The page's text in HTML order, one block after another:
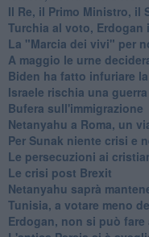
Il Re, il Primo Ministro, il
Turchia al voto, Erdogan
La "Marcia dei vivi" per
A maggio le urne
Biden ha fatto infuriare
Israele rischia una
Bufera sull'immigrazione
Netanyahu a Roma, un
Per Sunak niente crisi e
Le persecuzioni ai
Le crisi post Brexit
Netanyahu saprà
Tunisia, a votare meno
Erdogan, non si può fare